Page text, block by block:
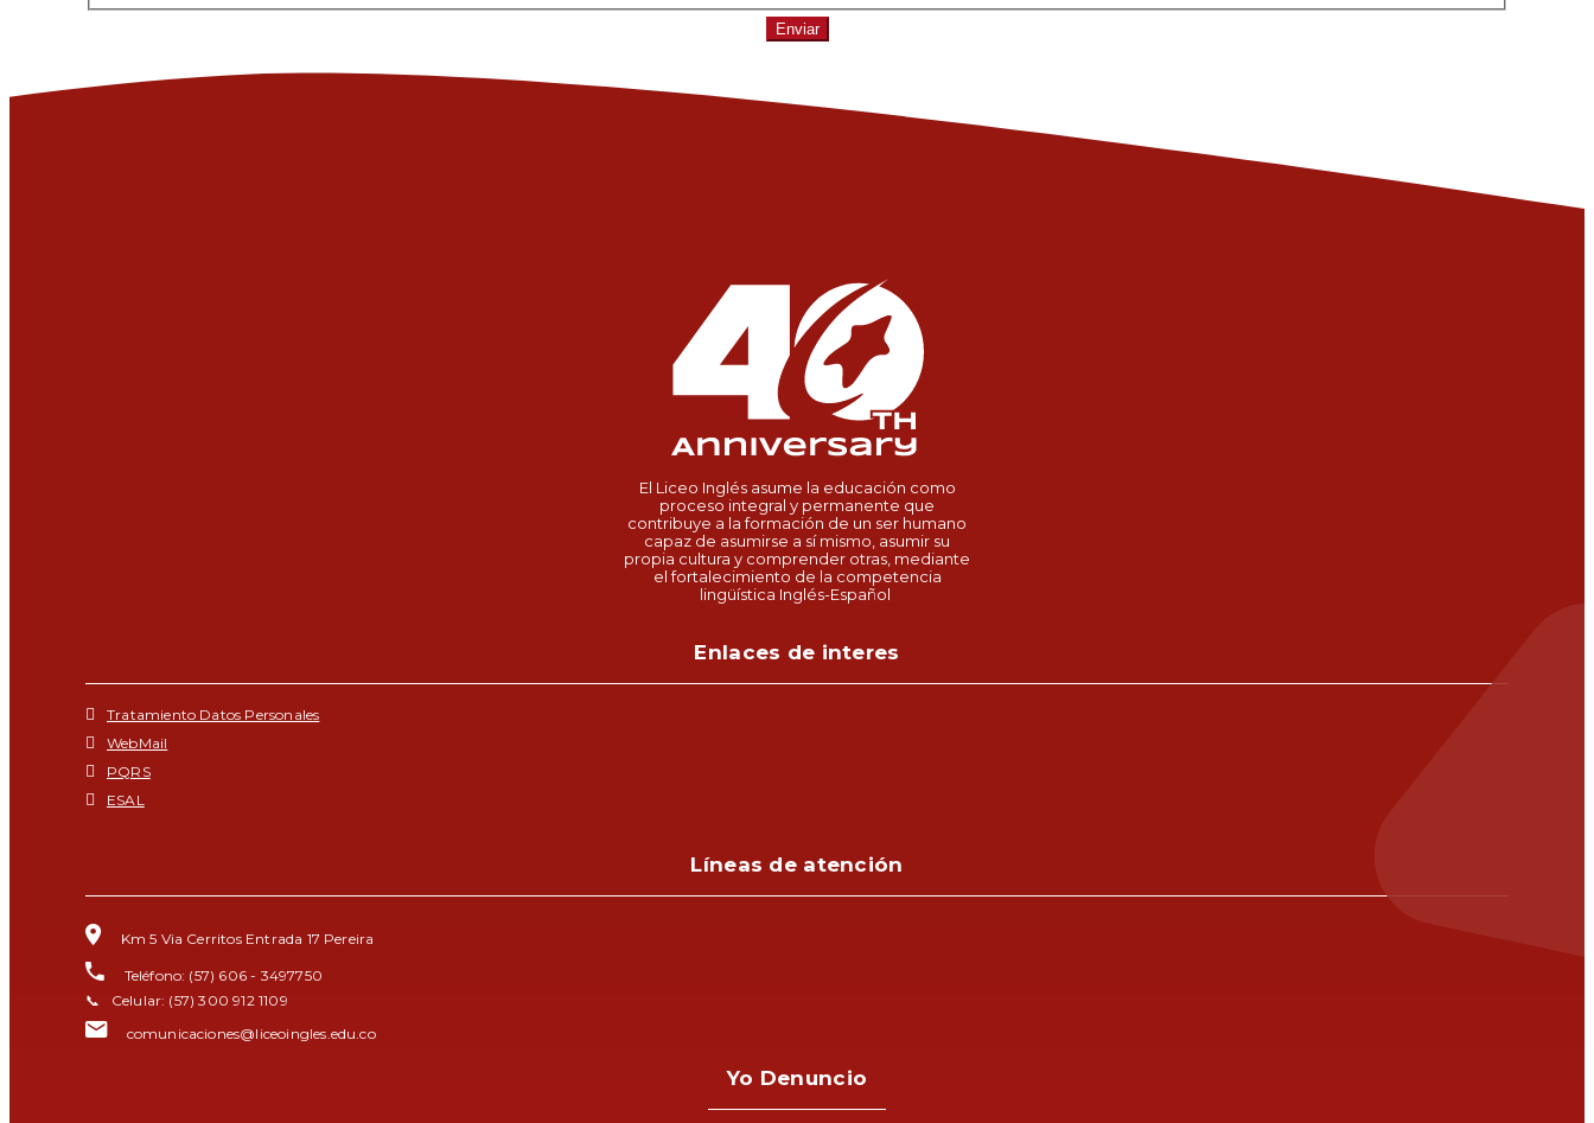
Enviar
El Liceo Inglés asume la educación como
proceso integral y permanente que
contribuye a la formación de un ser humano
capaz de asumirse a sí mismo, asumir su
propia cultura y comprender otras, mediante
el fortalecimiento de la competencia
lingüística Inglés-Español
Enlaces de interes
Tratamiento Datos Personales
WebMail
PQRS
ESAL
Líneas de atención
Km 5 Via Cerritos Entrada 17 Pereira
Teléfono: (57) 606 - 3497750
📞 Celular: (57) 300 912 1109
comunicaciones@liceoingles.edu.co
Yo Denuncio